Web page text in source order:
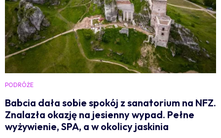
PODRÓŻE
Babcia dała sobie spokój z sanatorium na NFZ.
Znalazła okazję na jesienny wypad. Pełne
wyżywienie, SPA, a w okolicy jaskinia